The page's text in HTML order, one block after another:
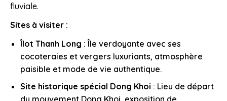
fluviale.
Sites à visiter :
Îlot Thanh Long : Île verdoyante avec ses
cocoteraies et vergers luxuriants, atmosphère
paisible et mode de vie authentique.
Site historique spécial Dong Khoi : Lieu de départ